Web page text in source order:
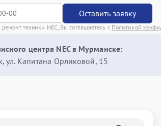
Оставить заявку
техники NEC, Вы соглашаетесь с Политикой
центра NEC в Мурманске:
ул. Капитана Орликовой, 15